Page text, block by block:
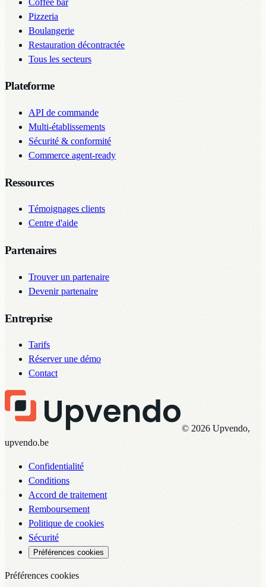
Pizzeria
Boulangerie
Restauration décontractée
Tous les secteurs
Plateforme
API de commande
Multi-établissements
Sécurité & conformité
Commerce agent-ready
Ressources
Témoignages clients
Centre d'aide
Partenaires
Trouver un partenaire
Devenir partenaire
Entreprise
Tarifs
Réserver une démo
Contact
© 2026 Upvendo,
upvendo.be
Confidentialité
Conditions
Accord de traitement
Remboursement
Politique de cookies
Sécurité
Préférences cookies
Préférences cookies